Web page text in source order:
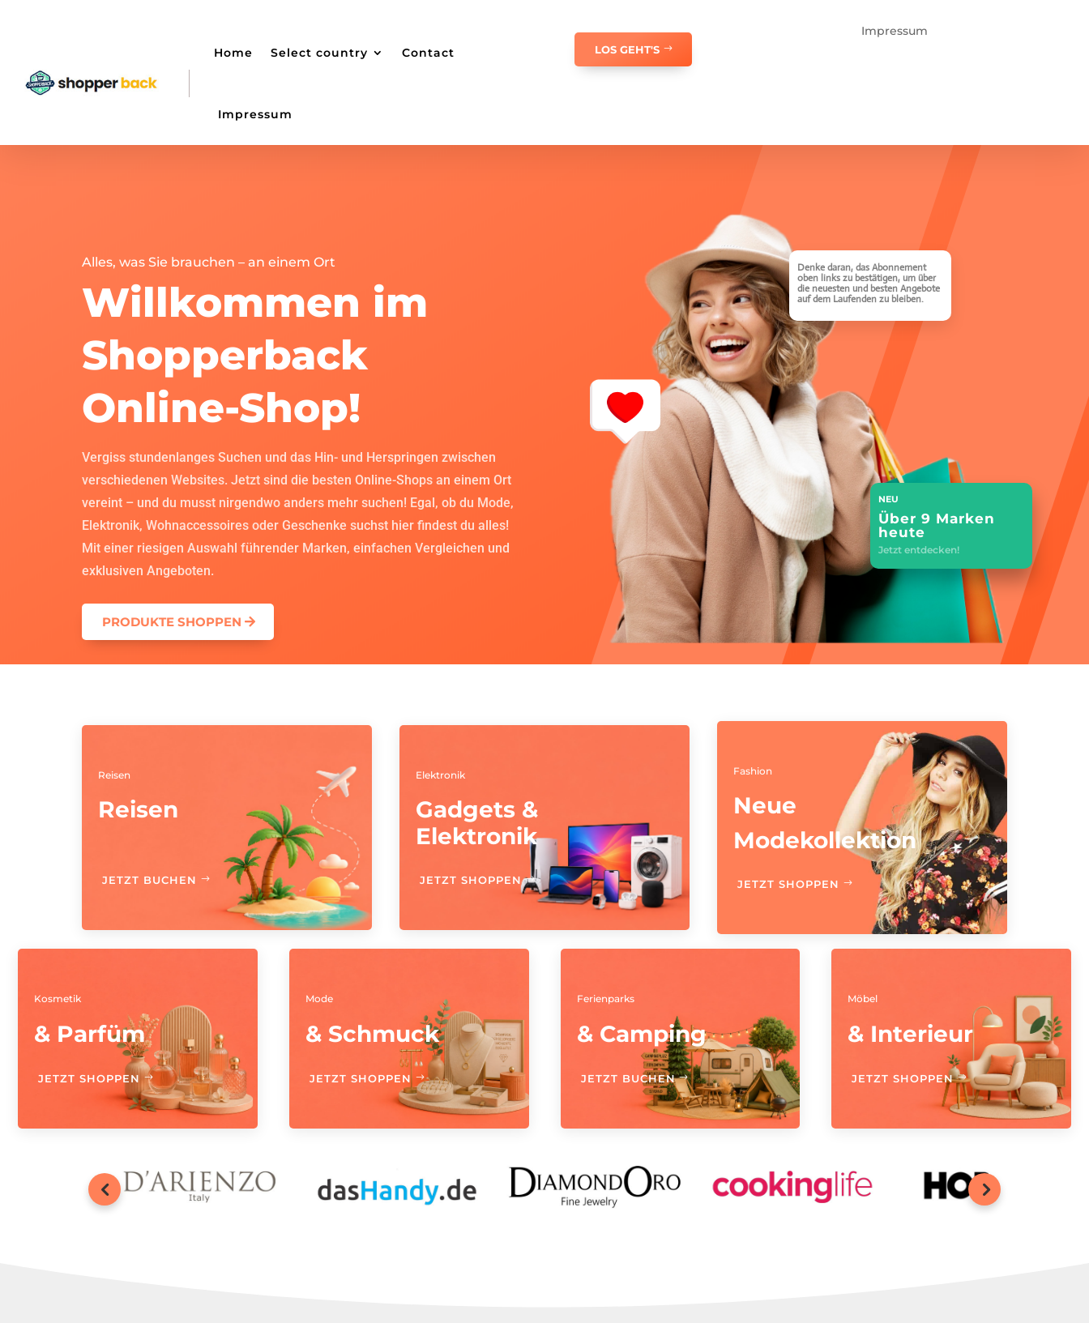
Home Select country Contact
Impressum
LOS GEHT'S
Impressum
Alles, was Sie brauchen – an einem Ort
Willkommen im
Shopperback
Online-Shop!
Vergiss stundenlanges Suchen und das Hin- und Herspringen zwischen
verschiedenen Websites. Jetzt sind die besten Online-Shops an einem Ort
vereint – und du musst nirgendwo anders mehr suchen! Egal, ob du Mode,
Elektronik, Wohnaccessoires oder Geschenke suchst hier findest du alles!
Mit einer riesigen Auswahl führender Marken, einfachen Vergleichen und
exklusiven Angeboten.
PRODUKTE SHOPPEN
NEU
Über 9 Marken
heute
Jetzt entdecken!
Denke daran, das Abonnement
oben links zu bestätigen, um über
die neuesten und besten Angebote
auf dem Laufenden zu bleiben.
Reisen
Reisen
JETZT BUCHEN
Elektronik
Gadgets &
Elektronik
JETZT SHOPPEN
Fashion
Neue
Modekollektion
JETZT SHOPPEN
Kosmetik
& Parfüm
JETZT SHOPPEN
Mode
& Schmuck
JETZT SHOPPEN
Ferienparks
& Camping
JETZT BUCHEN
Möbel
& Interieur
JETZT SHOPPEN